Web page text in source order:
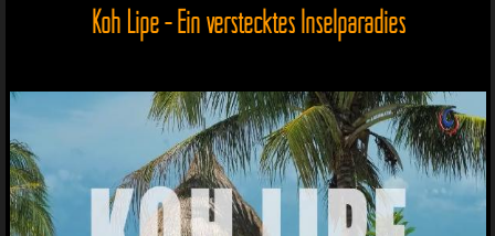
Koh Lipe - Ein verstecktes Inselparadies